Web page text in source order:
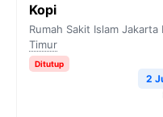
Kopi
Rumah Sakit Islam Jakarta
Timur
Ditutup
2